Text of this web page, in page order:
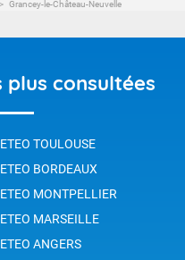
Grancey-le-Château-Neuvelle
plus consultées
TOULOUSE
BORDEAUX
MONTPELLIER
MARSEILLE
ANGERS